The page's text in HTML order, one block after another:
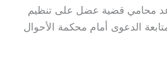
محامي قضية عضل على تنظيم
الدعوى أمام محكمة الأحوال